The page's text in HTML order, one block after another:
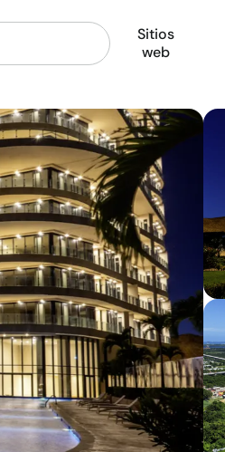
Sitios
web